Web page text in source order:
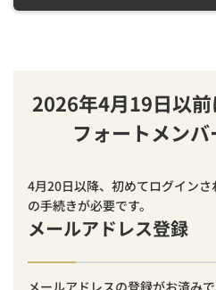
2026年4月19日以
フォートメン
4月20日以降、初めてログイン
の手続きが必要です。
メールアドレス登録
メールアドレスの登録がお済み